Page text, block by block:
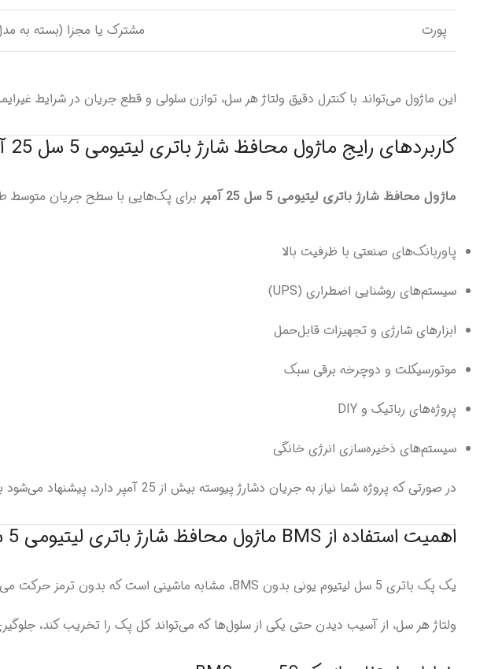
پورت مشترک یا مجزا (بسته به
این ماژول می‌تواند با کنترل دقیق ولتاژ هر سل، توازن سلولی و قطع جریان در شرایط
کاربردهای رایج ماژول محافظ شارژ باتری لیتیومی 5 سل 25 آمپر
ماژول محافظ شارژ باتری لیتیومی 5 سل 25 آمپر برای پک‌هایی با سطح جریان متوسط
پاوربانک‌های صنعتی با ظرفیت بالا
سیستم‌های روشنایی اضطراری (UPS)
ابزارهای شارژی و تجهیزات قابل‌حمل
موتورسیکلت و دوچرخه برقی سبک
پروژه‌های رباتیک و DIY
سیستم‌های ذخیره‌سازی انرژی خانگی
در صورتی که پروژه شما نیاز به جریان دشارژ پیوسته بیش از 25 آمپر دارد، پیشنهاد می‌شود به سراغ مدل‌های قوی‌تر نظیر 40A یا 60A بروید.
اهمیت استفاده از BMS ماژول محافظ شارژ باتری لیتیومی 5 سل 25 آمپر
ولتاژ هر سل، از آسیب دیدن حتی یکی از سلول‌ها که می‌تواند کل پک را تخریب کند،